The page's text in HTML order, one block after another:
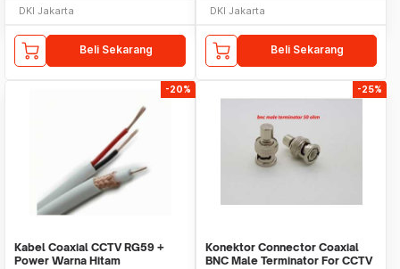
DKI Jakarta
Beli Sekarang
DKI Jakarta
Beli Sekarang
-20%
Kabel Coaxial CCTV RG59 +
Power Warna Hitam
-25%
Konektor Connector Coaxial
BNC Male Terminator For CCTV